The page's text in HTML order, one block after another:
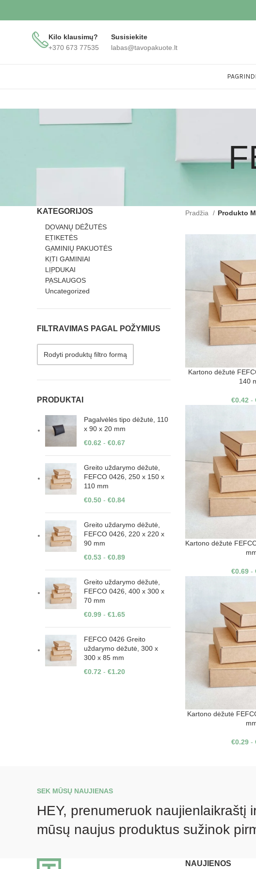
Kilo klausimų?
+370 673 77535
Susisiekite
labas@tavopakuote.lt
KATEGORIJOS
DOVANŲ DĖŽUTĖS
ETIKETĖS
GAMINIŲ PAKUOTĖS
KITI GAMINIAI
LIPDUKAI
PASLAUGOS
Uncategorized
FILTRAVIMAS PAGAL POŽYMIUS
Rodyti produktų filtro formą
PRODUKTAI
Pagalvėlės tipo dėžutė, 110
x 90 x 20 mm
€0.62 - €0.67
Greito uždarymo dėžutė,
FEFCO 0426, 250 x 150 x
110 mm
€0.50 - €0.84
Greito uždarymo dėžutė,
FEFCO 0426, 220 x 220 x
90 mm
€0.53 - €0.89
Greito uždarymo dėžutė,
FEFCO 0426, 400 x 300 x
70 mm
€0.99 - €1.65
FEFCO 0426 Greito
uždarymo dėžutė, 300 x
300 x 85 mm
€0.72 - €1.20
Pradžia Produkto
Kartono dėžutė
140
€0.42-
Kartono dėžutė
€0.69-
Kartono dėžutė
€0.29-
SEK MŪSŲ NAUJIENAS
HEY, prenumeruok naujienlaikraštį
mūsų naujus produktus sužinok
NAUJIENOS